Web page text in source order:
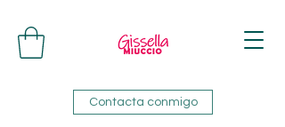
Contacta conmigo